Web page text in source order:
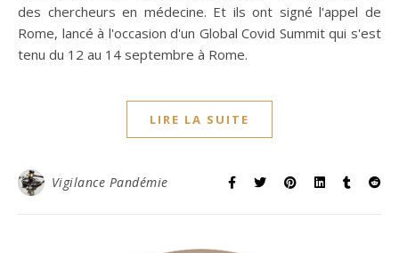
des chercheurs en médecine. Et ils ont signé l'appel de
Rome, lancé à l'occasion d'un Global Covid Summit qui s'est
tenu du 12 au 14 septembre à Rome.
LIRE LA SUITE
Vigilance Pandémie